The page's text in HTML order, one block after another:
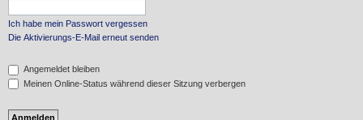
Ich habe mein Passwort vergessen
Die Aktivierungs-E-Mail erneut senden
Angemeldet bleiben
Meinen Online-Status während dieser Sitzung verbergen